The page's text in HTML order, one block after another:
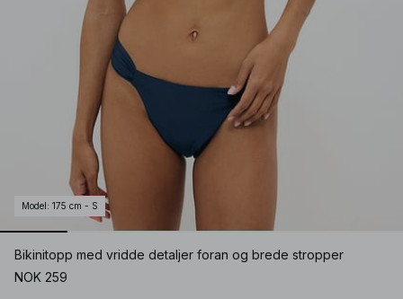
Model : 175 cm - S
Bikinitopp med vridde detaljer foran og brede stropper
NOK 259